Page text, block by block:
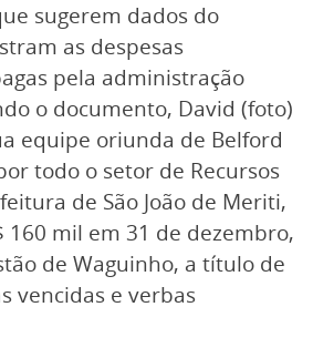
sugerem dados do
as despesas
pela administração
o documento, David (foto)
equipe oriunda de Belford
todo o setor de Recursos
de São João de Meriti,
160 mil em 31 de dezembro,
de Waguinho, a título de
vencidas e verbas